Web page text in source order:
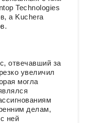
Technologies
а Kuchera
отвечавший за
увеличил
могла
делам,
ней